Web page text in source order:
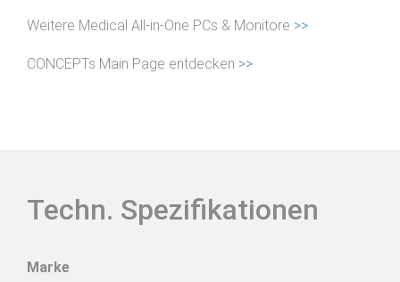
Weitere Medical All-in-One PCs & Monitore >>
CONCEPTs Main Page entdecken >>
Techn. Spezifikationen
Marke